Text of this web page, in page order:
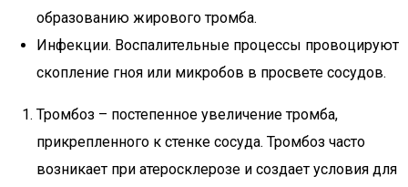
образованию жирового тромба.
Инфекции. Воспалительные процессы провоцируют
скопление гноя или микробов в просвете сосудов.
Тромбоз – постепенное увеличение тромба,
прикрепленного к стенке сосуда. Тромбоз часто
возникает при атеросклерозе и создает условия для